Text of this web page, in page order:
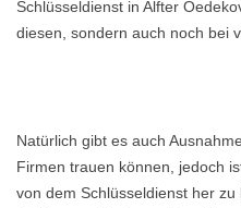
Schlüsseldienst in Alfter
diesen, sondern auch noch bei
Natürlich gibt es auch
Firmen trauen können, jedoch
von dem Schlüsseldienst her